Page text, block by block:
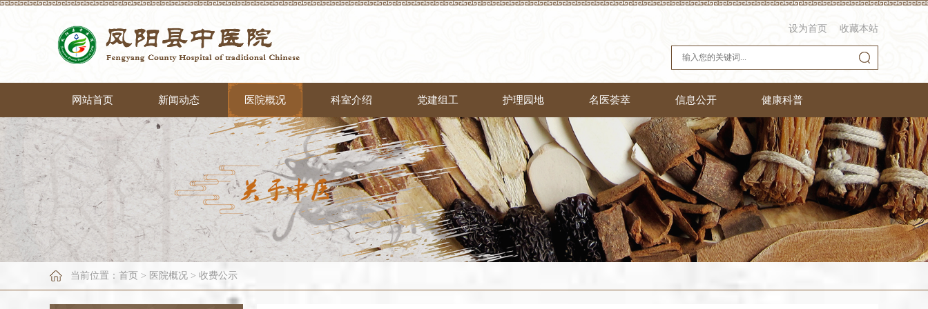
设为首页 收藏本站
网站首页 新闻动态 医院概况 科室介绍 党建组工 护理园地 名医荟萃 信息公开 健康科普
当前位置： 首页 > 医院概况 > 收费公示